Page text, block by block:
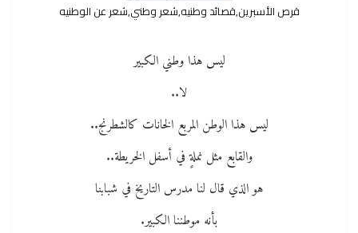
قرص الأسبرين,قصائد وطنيه,شعر وطني,شعر عن الوطنيه
ليس هذا وطني الكبير
لا..
ليس هذا الوطن المربع الخانات كالشطرنج..
والقابع مثل نملةٍ في أسفل الخريطة..
هو الذي قال لنا مدرس التاريخ في شبابنا
بأنه موطننا الكبير.